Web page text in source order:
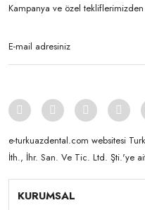
Kampanya ve özel
e-turkuazdental.com websitesi
İth., İhr. San. Ve Tic. Ltd. Şti.'ye
KURUMSAL